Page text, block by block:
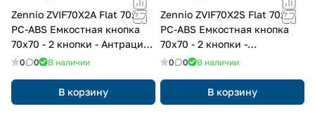
Zennio ZVIF70X2A Flat 70х2.
PC-ABS Емкостная кнопка
70x70 - 2 кнопки - Антрацит
(рамка ZS70 не входит в
0 0 В наличии
В корзину
Zennio ZVIF70X2S Flat 70х2.
PC-ABS Емкостная кнопка
70x70 - 2 кнопки -
Серебристый (рамка ZS70 не
0 0 В наличии
В корзину